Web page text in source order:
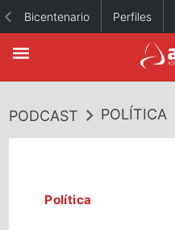
Bicentenario Perfiles
PODCAST POLÍTICA
Política